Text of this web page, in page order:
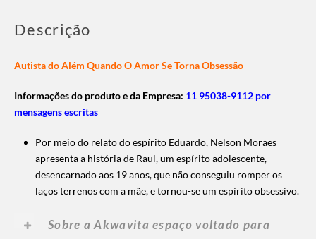
Descrição
Autista do Além Quando O Amor Se Torna Obsessão
Informações do produto e da Empresa: 11 95038-9112 por
mensagens escritas
Por meio do relato do espírito Eduardo, Nelson Moraes
apresenta a história de Raul, um espírito adolescente,
desencarnado aos 19 anos, que não conseguiu romper os
laços terrenos com a mãe, e tornou-se um espírito obsessivo.
Sobre a Akwavita espaço voltado para